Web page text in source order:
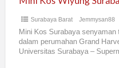
Surabaya Barat Jemmysan88
Mini Kos Surabaya senyaman
dalam perumahan Grand
Universitas Surabaya –